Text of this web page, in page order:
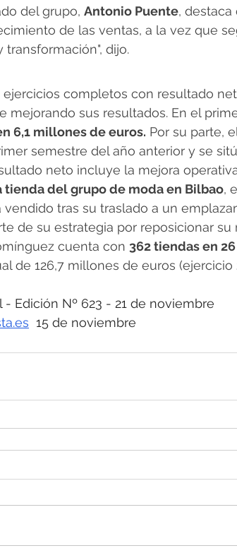
del grupo, Antonio Puente, destaca
de las ventas, a la vez que
dijo.
ejercicios completos con resultado
mejorando sus resultados. En el
6,1 millones de euros. Por su parte,
semestre del año anterior y se
neto incluye la mejora
del grupo de moda en Bilbao,
tras su traslado a un
de su estrategia por reposicionar su
cuenta con 362 tiendas en
de 126,7 millones de euros (ejercicio
- Edición Nº 623 - 21 de noviembre
15 de noviembre